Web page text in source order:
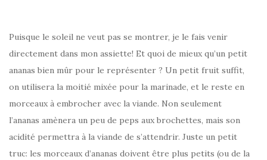
Puisque le soleil ne veut pas se montrer, je le fais venir
directement dans mon assiette! Et quoi de mieux qu’un petit
ananas bien mûr pour le représenter ? Un petit fruit suffit,
on utilisera la moitié mixée pour la marinade, et le reste en
morceaux à embrocher avec la viande. Non seulement
l’ananas amènera un peu de peps aux brochettes, mais son
acidité permettra à la viande de s’attendrir. Juste un petit
truc: les morceaux d’ananas doivent être plus petits (ou de la